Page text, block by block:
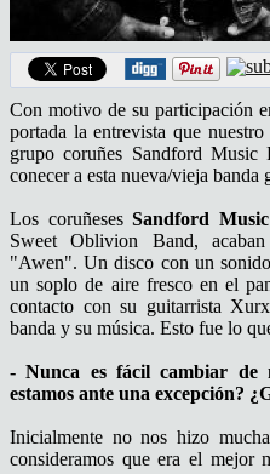
Con motivo de su participación
portada la entrevista que
grupo coruñes Sandford Music
conecer a esta nueva/vieja banda
Los coruñesesSandford
Sweet Oblivion Band,
"Awen". Un disco con un
un soplo de aire fresco en el
contacto con su guitarrista
banda y su música. Esto fue lo
- Nunca es fácil cambiar
estamos ante una excepción?
Inicialmente no nos hizo
consideramos que era el mejor